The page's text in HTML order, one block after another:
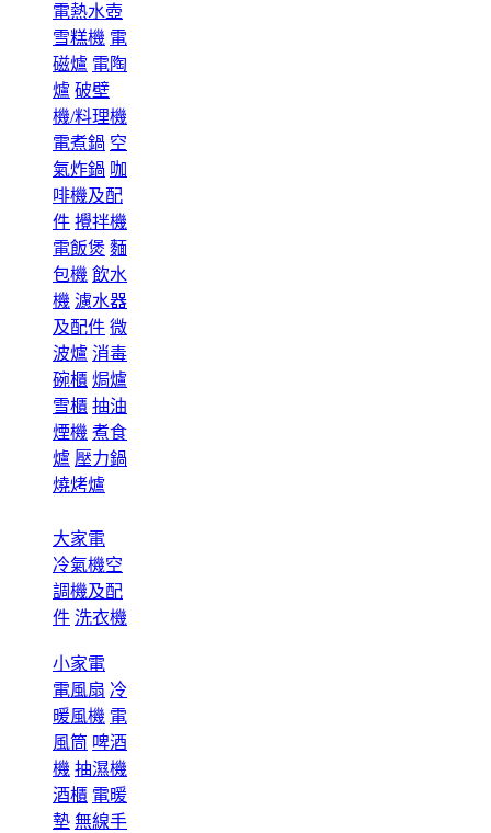
電熱水壺
雪糕機 電
磁爐 電陶
爐 破壁
機/料理機
電煮鍋 空
氣炸鍋 咖
啡機及配
件 攪拌機
電飯煲 麵
包機 飲水
機 濾水器
及配件 微
波爐 消毒
碗櫃 焗爐
雪櫃 抽油
煙機 煮食
爐 壓力鍋
燒烤爐
大家電
冷氣機空
調機及配
件 洗衣機
小家電
電風扇 冷
暖風機 電
風筒 啤酒
機 抽濕機
酒櫃 電暖
墊 無線手